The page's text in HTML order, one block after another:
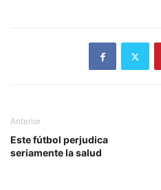
Anterior
Este fútbol perjudica
seriamente la salud